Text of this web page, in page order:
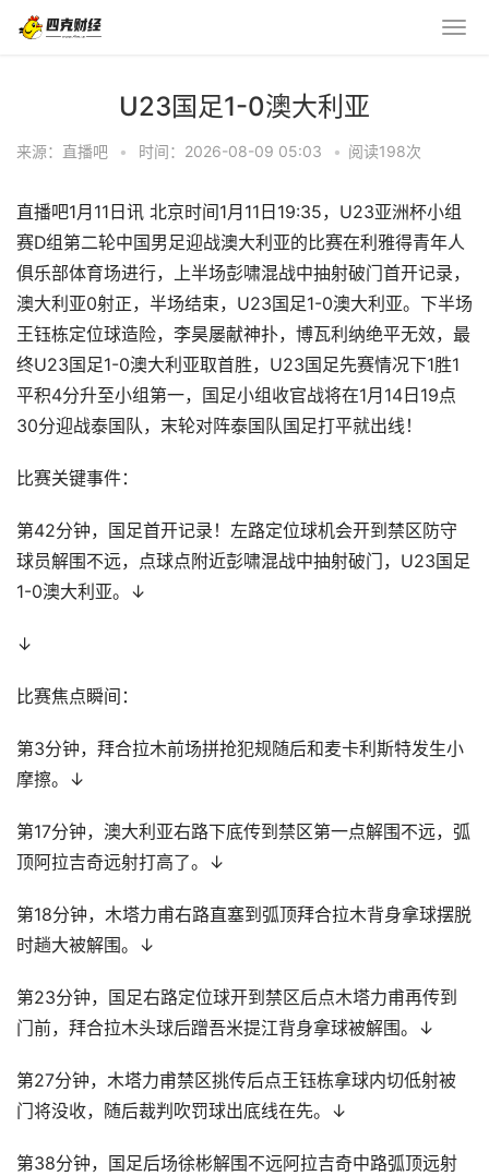
U23国足1-0澳大利亚
来源：直播吧 • 时间：2026-08-09 05:03 • 阅读198次
直播吧1月11日讯 北京时间1月11日19:35，U23亚洲杯小组
赛D组第二轮中国男足迎战澳大利亚的比赛在利雅得青年人
俱乐部体育场进行，上半场彭啸混战中抽射破门首开记录，
澳大利亚0射正，半场结束，U23国足1-0澳大利亚。下半场
王钰栋定位球造险，李昊屡献神扑，博瓦利纳绝平无效，最
终U23国足1-0澳大利亚取首胜，U23国足先赛情况下1胜1
平积4分升至小组第一，国足小组收官战将在1月14日19点
30分迎战泰国队，末轮对阵泰国队国足打平就出线！
比赛关键事件：
第42分钟，国足首开记录！左路定位球机会开到禁区防守
球员解围不远，点球点附近彭啸混战中抽射破门，U23国足
1-0澳大利亚。↓
↓
比赛焦点瞬间：
第3分钟，拜合拉木前场拼抢犯规随后和麦卡利斯特发生小
摩擦。↓
第17分钟，澳大利亚右路下底传到禁区第一点解围不远，弧
顶阿拉吉奇远射打高了。↓
第18分钟，木塔力甫右路直塞到弧顶拜合拉木背身拿球摆脱
时趟大被解围。↓
第23分钟，国足右路定位球开到禁区后点木塔力甫再传到
门前，拜合拉木头球后蹭吾米提江背身拿球被解围。↓
第27分钟，木塔力甫禁区挑传后点王钰栋拿球内切低射被
门将没收，随后裁判吹罚球出底线在先。↓
第38分钟，国足后场徐彬解围不远阿拉吉奇中路弧顶远射